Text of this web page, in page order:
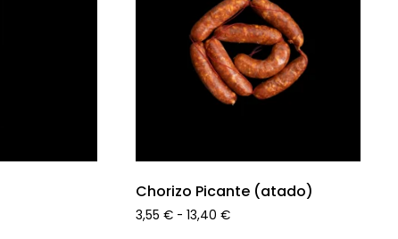
Chorizo Picante (atado)
3,55€ - 13,40€